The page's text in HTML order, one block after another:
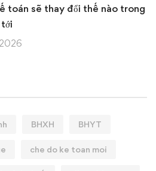
toán sẽ thay đổi thế nào trong
BHXH BHYT
che do ke toan moi